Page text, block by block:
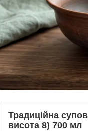
Традиційна
висота 8) 700 мл